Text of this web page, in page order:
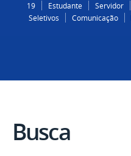
19
Estudante Servidor
Seletivos
Comunicação
Busca